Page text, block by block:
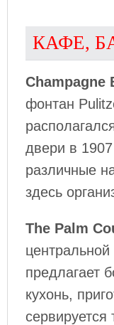
КАФЕ,
Champagne
фонтан
двери в
различные
здесь
The Palm
предлагает
кухонь,